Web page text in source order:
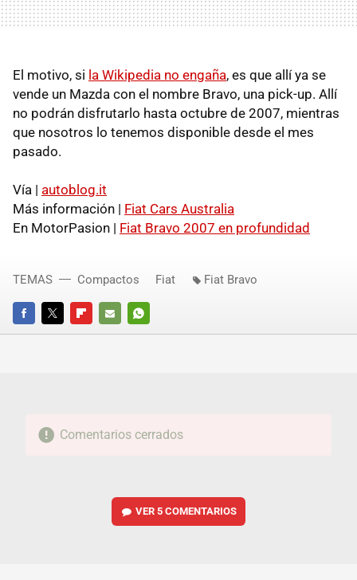
El motivo, si la Wikipedia no engaña, es que allí ya se
vende un Mazda con el nombre Bravo, una pick-up. Allí
no podrán disfrutarlo hasta octubre de 2007, mientras
que nosotros lo tenemos disponible desde el mes
pasado.
Vía | autoblog.it
Más información | Fiat Cars Australia
En MotorPasion | Fiat Bravo 2007 en profundidad
FACEBOOKTWITTERFLIPBOARD
E-
WHATSAPP
TEMAS Compactos Fiat Fiat Bravo
Comentarios cerrados
VER5 COMENTARIOS